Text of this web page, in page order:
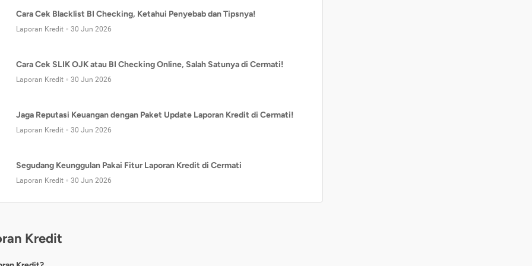
Cara Cek Blacklist BI Checking, Ketahui Penyebab dan Tipsnya!
Laporan Kredit 30 Jun 2026
Cara Cek SLIK OJK atau BI Checking Online, Salah Satunya di Cermati!
Laporan Kredit 30 Jun 2026
Jaga Reputasi Keuangan dengan Paket Update Laporan Kredit di Cermati!
Laporan Kredit 30 Jun 2026
Segudang Keunggulan Pakai Fitur Laporan Kredit di Cermati
Laporan Kredit 30 Jun 2026
Kredit